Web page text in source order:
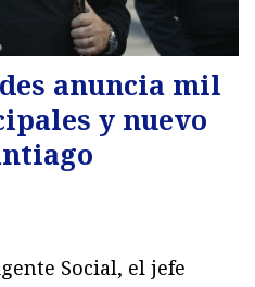
anuncia mil
y nuevo
Social, el jefe